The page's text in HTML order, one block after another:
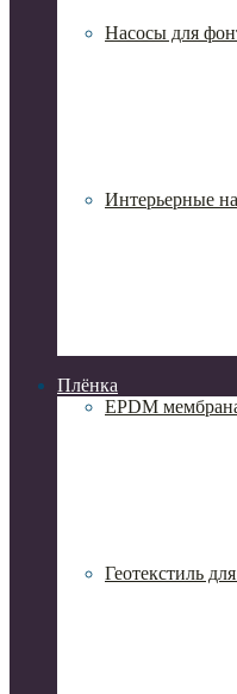
Насосы для
Интерьерные
Плёнка
EPDM
Геотекстиль